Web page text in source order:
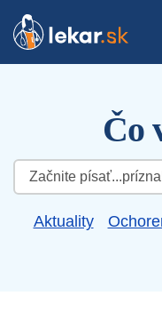
Čo
Hľadať:
Aktuality